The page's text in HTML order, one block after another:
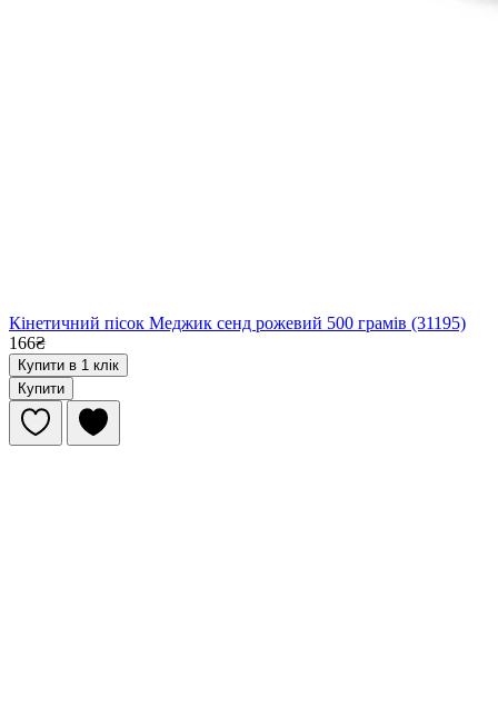
Кінетичний пісок Меджик сенд рожевий 500 грамів (31195)
166₴
Купити в 1 клік
Купити